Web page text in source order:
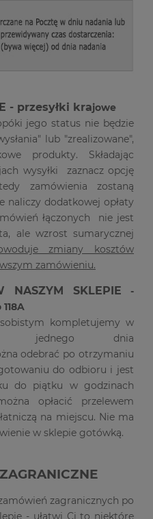
- przesyłki krajowe
jego status nie będzie
lub "zrealizowane",
produkty. Składając
wysyłki zaznacz opcję
zamówienia zostaną
naliczy dodatkowej opłaty
łączonych nie jest
ale wzrost sumarycznej
zmiany kosztów
zamówieniu.
NASZYM SKLEPIE -
kompletujemy w
jednego dnia
odebrać po otrzymaniu
do odbioru i jest
do piątku w godzinach
opłacić przelewem
na miejscu. Nie ma
w sklepie gotówką.
zagranicznych po
- ułatwi Ci to niektóre